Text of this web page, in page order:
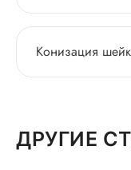
Конизация
ДРУГИЕ